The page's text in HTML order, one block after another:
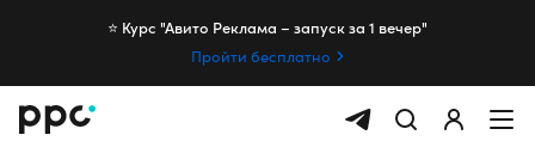
⭐️ Курс "Авито Реклама – запуск за 1 вечер"
Пройти бесплатно